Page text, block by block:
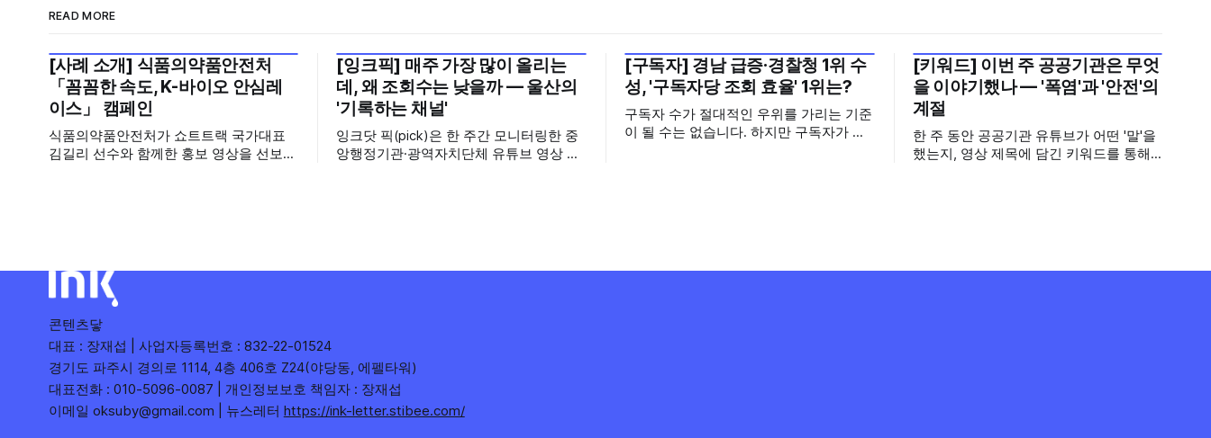
READ MORE
2026년 7월 5주
[사례 소개] 식품의약품안전처
「꼼꼼한 속도, K-바이오 안심레
이스」 캠페인
식품의약품안전처가 쇼트트랙 국가대표
김길리 선수와 함께한 홍보 영상을 선보였
이미지에 빗대어 풀어낸 것이 특징입니다.
'빠르지만
2026년 7월 5주
[잉크픽] 매주 가장 많이 올리는
데, 왜 조회수는 낮을까 — 울산의
'기록하는 채널'
잉크닷 픽(pick)은 한 주간 모니터링한 중
앙행정기관·광역자치단체 유튜브 영상 가
2026년 7월 5주
[구독자] 경남 급증·경찰청 1위 수
성, '구독자당 조회 효율' 1위는?
구독자 수가 절대적인 우위를 가리는 기준
이 될 수는 없습니다. 하지만 구독자가 많
2026년 7월 5주
[키워드] 이번 주 공공기관은 무엇
을 이야기했나 — '폭염'과 '안전'의
계절
한 주 동안 공공기관 유튜브가 어떤 '말'을
했는지, 영상 제목에 담긴 키워드를 통해
콘텐츠닿
대표 : 장재섭 | 사업자등록번호 : 832-22-01524
경기도 파주시 경의로 1114, 4층 406호 Z24(야당동, 에펠타워)
대표전화 : 010-5096-0087 | 개인정보보호 책임자 : 장재섭
이메일 oksuby@gmail.com | 뉴스레터 https://ink-letter.stibee.com/